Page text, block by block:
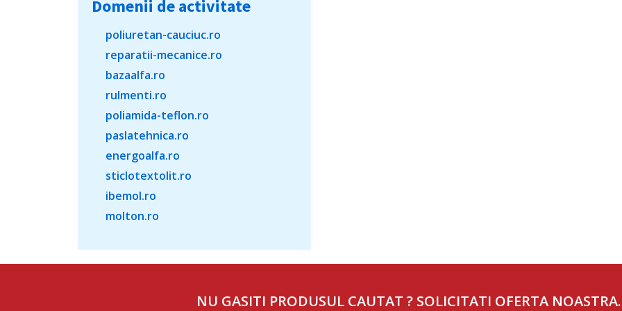
Domenii de activitate
poliuretan-cauciuc.ro
reparatii-mecanice.ro
bazaalfa.ro
rulmenti.ro
poliamida-teflon.ro
paslatehnica.ro
energoalfa.ro
sticlotextolit.ro
ibemol.ro
molton.ro
NU GASITI PRODUSUL CAUTAT ? SOLICITATI OFERTA NOASTRA.